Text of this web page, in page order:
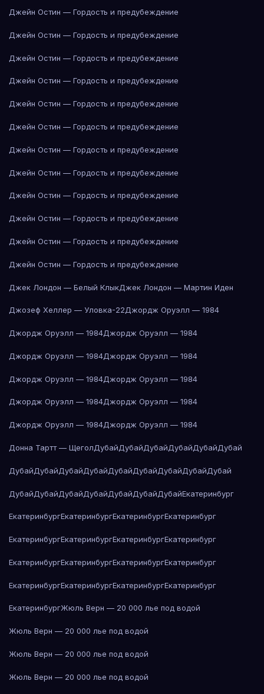
Джейн Остин — Гордость и предубеждение
Джейн Остин — Гордость и предубеждение
Джейн Остин — Гордость и предубеждение
Джейн Остин — Гордость и предубеждение
Джейн Остин — Гордость и предубеждение
Джейн Остин — Гордость и предубеждение
Джейн Остин — Гордость и предубеждение
Джейн Остин — Гордость и предубеждение
Джейн Остин — Гордость и предубеждение
Джейн Остин — Гордость и предубеждение
Джейн Остин — Гордость и предубеждение
Джейн Остин — Гордость и предубеждение
Джек Лондон — Белый КлыкДжек Лондон — Мартин Иден
Джозеф Хеллер — Уловка-22Джордж Оруэлл — 1984
Джордж Оруэлл — 1984Джордж Оруэлл — 1984
Джордж Оруэлл — 1984Джордж Оруэлл — 1984
Джордж Оруэлл — 1984Джордж Оруэлл — 1984
Джордж Оруэлл — 1984Джордж Оруэлл — 1984
Джордж Оруэлл — 1984Джордж Оруэлл — 1984
Донна Тартт — ЩеголДубайДубайДубайДубайДубайДубай
ДубайДубайДубайДубайДубайДубайДубайДубайДубай
ДубайДубайДубайДубайДубайДубайДубайЕкатеринбург
ЕкатеринбургЕкатеринбургЕкатеринбургЕкатеринбург
ЕкатеринбургЕкатеринбургЕкатеринбургЕкатеринбург
ЕкатеринбургЕкатеринбургЕкатеринбургЕкатеринбург
ЕкатеринбургЕкатеринбургЕкатеринбургЕкатеринбург
ЕкатеринбургЖюль Верн — 20 000 лье под водой
Жюль Верн — 20 000 лье под водой
Жюль Верн — 20 000 лье под водой
Жюль Верн — 20 000 лье под водой